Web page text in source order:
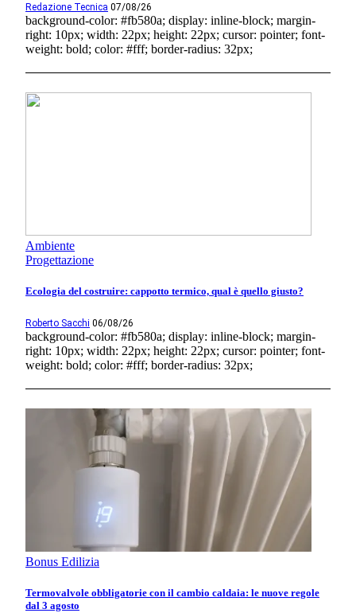
Redazione Tecnica 07/08/26
background-color: #fb580a; display: inline-block; margin-
right: 10px; width: 22px; height: 22px; cursor: pointer; font-
weight: bold; color: #fff; border-radius: 32px;
Ambiente
Progettazione
Ecologia del costruire: cappotto termico, qual è quello giusto?
Roberto Sacchi 06/08/26
background-color: #fb580a; display: inline-block; margin-
right: 10px; width: 22px; height: 22px; cursor: pointer; font-
weight: bold; color: #fff; border-radius: 32px;
Bonus Edilizia
Termovalvole obbligatorie con il cambio caldaia: le nuove regole
dal 3 agosto